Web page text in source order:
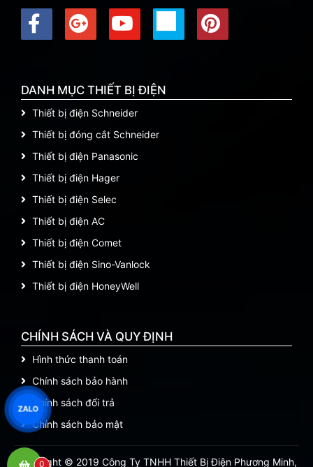
DANH MỤC THIẾT BỊ ĐIỆN
Thiết bị điện Schneider
Thiết bị đóng cắt Schneider
Thiết bị điện Panasonic
Thiết bị điện Hager
Thiết bị điện Selec
Thiết bị điện AC
Thiết bị điện Comet
Thiết bị điện Sino-Vanlock
Thiết bị điện HoneyWell
CHÍNH SÁCH VÀ QUY ĐỊNH
Hình thức thanh toán
Chính sách bảo hành
Chính sách đổi trả
Chính sách bảo mật
Copyright © 2019 Công Ty TNHH Thiết Bị Điện Phương Minh,
0
ZALO